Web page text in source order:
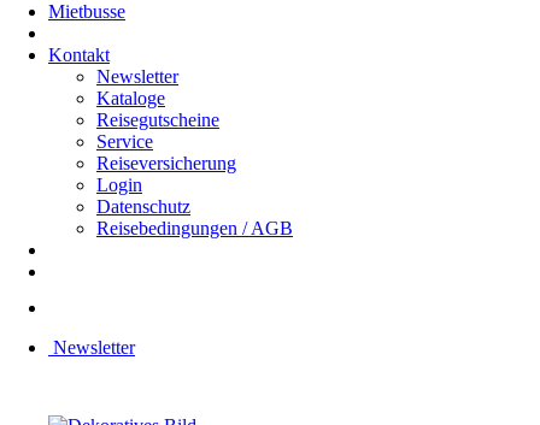
Mietbusse
Kontakt
Newsletter
Kataloge
Reisegutscheine
Service
Reiseversicherung
Login
Datenschutz
Reisebedingungen / AGB
Newsletter